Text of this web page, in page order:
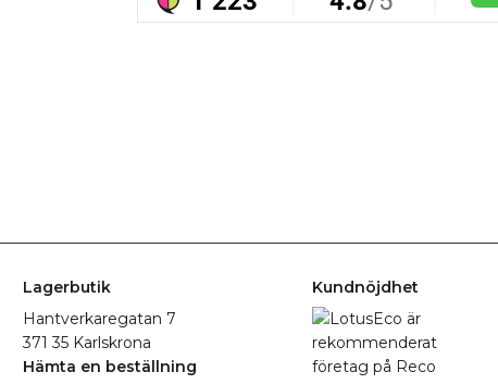
Lagerbutik
Hantverkaregatan 7
371 35 Karlskrona
Hämta en beställning
Kundnöjdhet